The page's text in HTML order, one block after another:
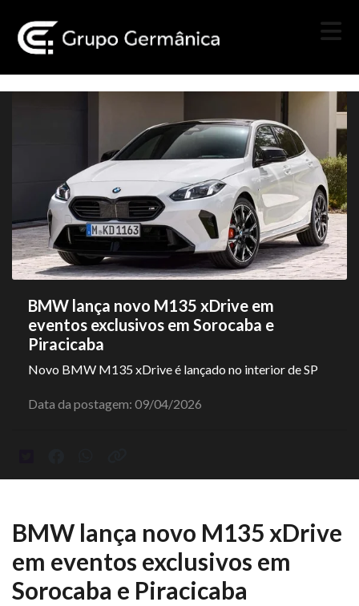
BMW lança novo M135 xDrive em
eventos exclusivos em Sorocaba e
Piracicaba
Novo BMW M135 xDrive é lançado no interior de SP
Data da postagem: 09/04/2026
BMW lança novo M135 xDrive
em eventos exclusivos em
Sorocaba e Piracicaba